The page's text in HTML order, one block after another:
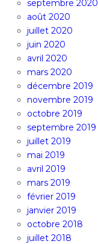
septembre 2020
août 2020
juillet 2020
juin 2020
avril 2020
mars 2020
décembre 2019
novembre 2019
octobre 2019
septembre 2019
juillet 2019
mai 2019
avril 2019
mars 2019
février 2019
janvier 2019
octobre 2018
juillet 2018